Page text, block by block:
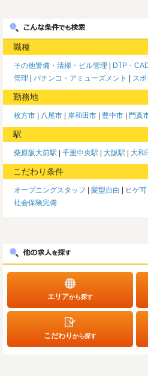
職種
その他警備・清掃・ビル管理 DTP・
管理
パチンコ・アミューズメント ス
勤務地
枚方市 八尾市 岸和田市 豊中市 門真
駅
柴原阪大前駅 千里中央駅 大阪駅 大和
こだわり条件
オープニングスタッフ 髪型自由 ヒゲ可
社会保険完備
エリアから探す
こだわりから探す